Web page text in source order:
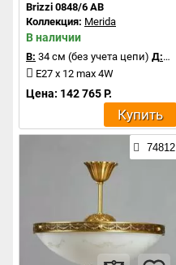
Brizzi 0848/6 AB
Коллекция: Merida
В наличии
В: 34 см (без учета цепи) Д:
E27 x 12 max 4W
Цена: 142 765 Р.
Купить
74812